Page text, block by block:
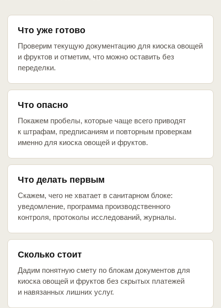
Что уже готово
Проверим текущую документацию для киоска овощей
и фруктов и отметим, что можно оставить без
переделки.
Что опасно
Покажем пробелы, которые чаще всего приводят
к штрафам, предписаниям и повторным проверкам
именно для киоска овощей и фруктов.
Что делать первым
Скажем, чего не хватает в санитарном блоке:
уведомление, программа производственного
контроля, протоколы исследований, журналы.
Сколько стоит
Дадим понятную смету по блокам документов для
киоска овощей и фруктов без скрытых платежей
и навязанных лишних услуг.